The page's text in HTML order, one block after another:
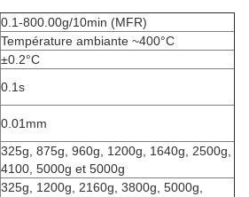
0.1-800.00g/10min (MFR)
Température ambiante ~400°C
±0.2°C
0.1s
0.01mm
325g, 875g, 960g, 1200g, 1640g, 2500g,
4100, 5000g et 5000g
325g, 1200g, 2160g, 3800g, 5000g,